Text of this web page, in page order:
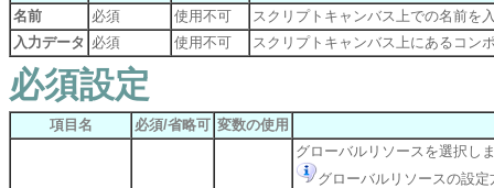
名前
必須 使用不可
スクリプトキャンバス上での名前を
入力データ 必須 使用不可 スクリプトキャンバス上にあるコン
必須設定
項目名 必須/省略可 変数の使用
グローバルリソースを選択し
グローバルリソースの設